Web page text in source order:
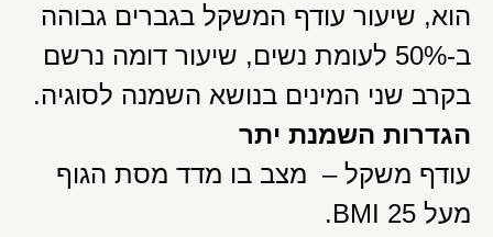
הוא, שיעור עודף המשקל בגברים גבוהה
ב-50% לעומת נשים, שיעור דומה נרשם
בקרב שני המינים בנושא השמנה לסוגיה.
הגדרות השמנת יתר
עודף משקל – מצב בו מדד מסת הגוף
מעל 25 BMI.